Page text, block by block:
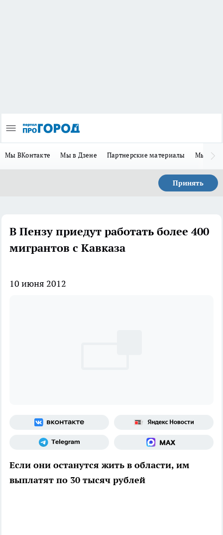
Мы ВКонтакте Мы в Дзене Партнерские материалы Мы в
Принять
В Пензу приедут работать более 400
мигрантов с Кавказа
10 июня 2012
Если они останутся жить в области, им
выплатят по 30 тысяч рублей